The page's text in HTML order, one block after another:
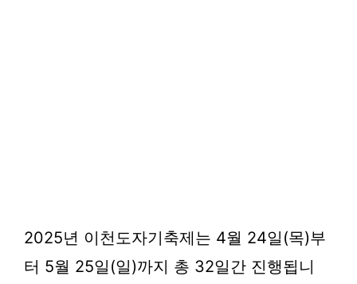
2025년 이천도자기축제는 4월 24일(목)부
터 5월 25일(일)까지 총 32일간 진행됩니